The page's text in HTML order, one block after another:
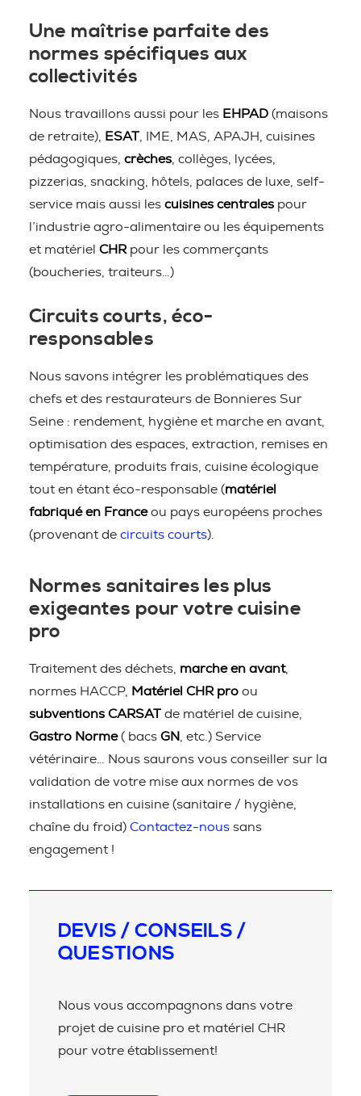
Une maîtrise parfaite des
normes spécifiques aux
collectivités
Nous travaillons aussi pour les EHPAD (maisons
de retraite),
ESAT , IME, MAS, APAJH, cuisines
pédagogiques, crèches , collèges, lycées,
pizzerias, snacking, hôtels, palaces de luxe, self-
service mais aussi les cuisines centrales pour
l’industrie agro-alimentaire ou les équipements
et matériel CHR pour les commerçants
(boucheries, traiteurs…)
Circuits courts, éco-
responsables
Nous savons intégrer les problématiques des
chefs et des restaurateurs de Bonnieres Sur
Seine : rendement, hygiène et marche en avant,
optimisation des espaces, extraction, remises en
température, produits frais, cuisine écologique
tout en étant éco-responsable (matériel
fabriqué en Franceou pays européens proches
(provenant de circuits courts).
Normes sanitaires les plus
exigeantes pour votre cuisine
pro
Traitement des déchets, marche en avant,
normes HACCP,
Matériel CHR pro ou
subventions CARSAT de matériel de cuisine,
Gastro Norme( bacs GN
, etc.) Service
vétérinaire… Nous saurons vous conseiller sur la
validation de votre mise aux normes de vos
installations en cuisine (sanitaire / hygiène,
chaîne du froid) Contactez-nous sans
engagement !
DEVIS / CONSEILS /
QUESTIONS
Nous vous accompagnons dans votre
projet de cuisine pro et matériel CHR
pour votre établissement!